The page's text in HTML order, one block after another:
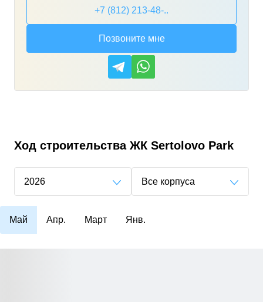
+7 (812) 213-48-..
Позвоните мне
Ход строительства ЖК Sertolovo Park
2026 Все корпуса
Май Апр. Март Янв.